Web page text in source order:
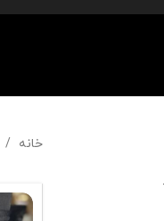
خانه